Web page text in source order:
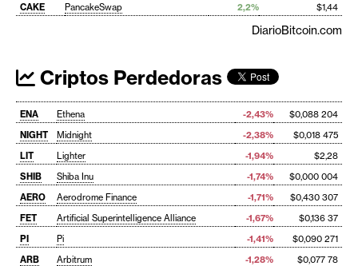
CAKE
PancakeSwap 2,2% $1,44
DiarioBitcoin.com
Criptos Perdedoras
ENA Ethena -2,43%
$0,088 204
NIGHT
Midnight -2,38%
$0,018 475
LIT
Lighter -1,94%
$2,28
SHIB
Shiba Inu -1,74%
$0,000 004
AERO
Aerodrome Finance -1,71%
$0,430 307
FET
Artificial Superintelligence Alliance -1,67%
$0,136 37
PI
Pi -1,41%
$0,090 271
ARB
Arbitrum -1,28%
$0,077 78